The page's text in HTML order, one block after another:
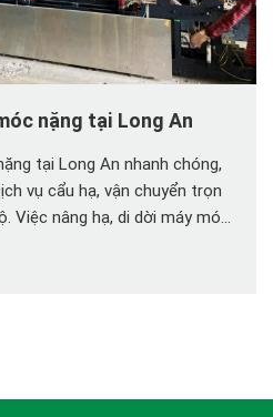
nặng tại Long An
tại Long An nhanh chóng,
vụ cẩu hạ, vận chuyển trọn
Việc nâng hạ, di dời máy móc
thuật […]